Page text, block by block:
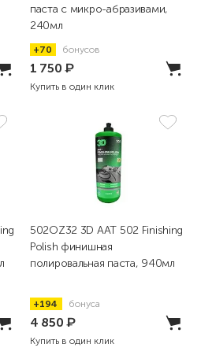
паста с микро-абразивами,
240мл
+70 бонусов
1 750₽
Купить в один клик
502OZ32 3D AAT 502 Finishing
Polish финишная
полировальная паста, 940мл
+194 бонуса
4 850₽
Купить в один клик